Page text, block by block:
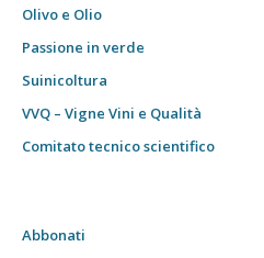
Olivo e Olio
Passione in verde
Suinicoltura
VVQ – Vigne Vini e Qualità
Comitato tecnico scientifico
Abbonati